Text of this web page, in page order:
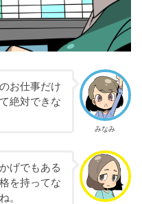
みなみ
お仕事だけ
絶対できな
げでもある
を持ってな
。